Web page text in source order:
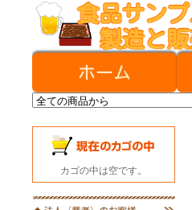
カゴの中は空です。